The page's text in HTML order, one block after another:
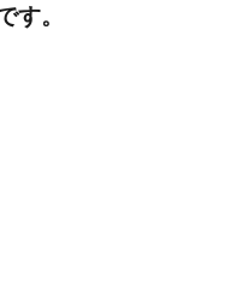
す。